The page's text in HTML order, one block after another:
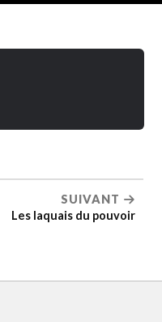
SUIVANT
Les laquais du pouvoir